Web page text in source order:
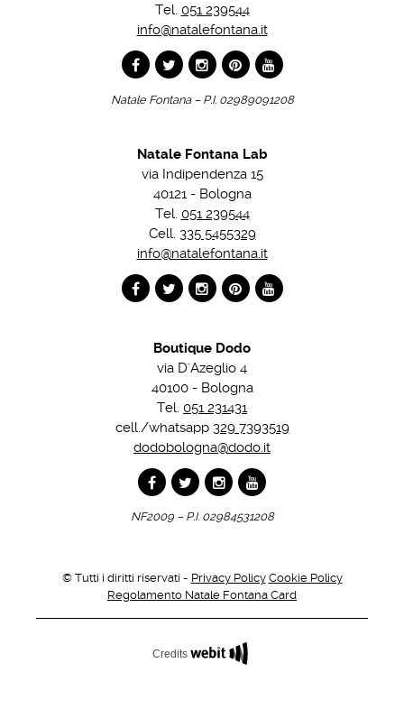
Tel. 051 239544
info@natalefontana.it
Natale Fontana – P.I. 02989091208
Natale Fontana Lab
via Indipendenza 15
40121 - Bologna
Tel. 051 239544
Cell. 335 5455329
info@natalefontana.it
Boutique Dodo
via D'Azeglio 4
40100 - Bologna
Tel. 051 231431
cell./whatsapp 329 7393519
dodobologna@dodo.it
NF2009 – P.I. 02984531208
© Tutti i diritti riservati - Privacy Policy Cookie Policy
Regolamento Natale Fontana Card
Credits